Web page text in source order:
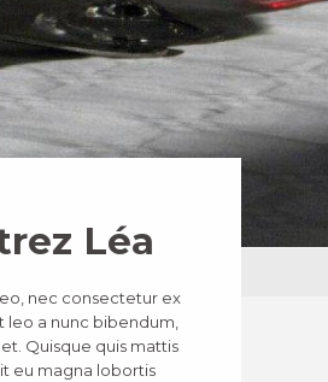
Léa
nec consectetur ex
leo a nunc bibendum,
Quisque quis mattis
eu magna lobortis